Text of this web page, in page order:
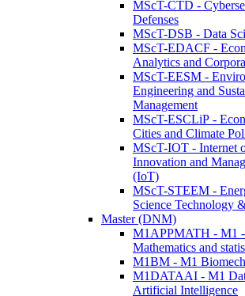
MScT-CTD -
Defenses
MScT-DSB - Data
MScT-EDACF -
Analytics and
MScT-EESM -
Engineering and
Management
MScT-ESCLiP -
Cities and Climate
MScT-IOT - Internet
Innovation and
(IoT)
MScT-STEEM -
Science Technology
Master (DNM)
M1APPMATH - M1
Mathematics and
M1BM - M1
M1DATAAI - M1
Artificial Intelligence